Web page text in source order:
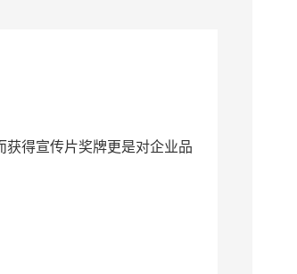
得宣传片奖牌更是对企业品